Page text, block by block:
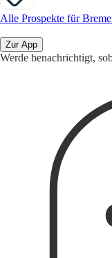
Alle Prospekte für
Zur App
Werde benachrichtigt,